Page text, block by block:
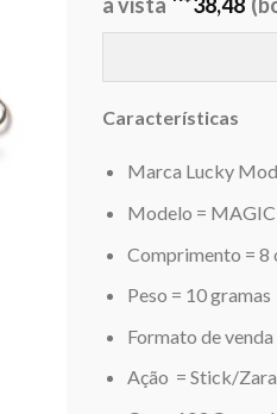
Características
Marca Lucky
Modelo =
Comprimento = 8
Peso = 10 gramas
Formato de
Ação = Stick/Zara